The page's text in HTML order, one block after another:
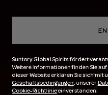
Suntory Global Spirits fördert
Weitere Informationen finden Sie auf
dieser Website erklären Sie sich mit
Geschäftsbedingungen, unserer
Cookie-Richtlinieeinverstanden.